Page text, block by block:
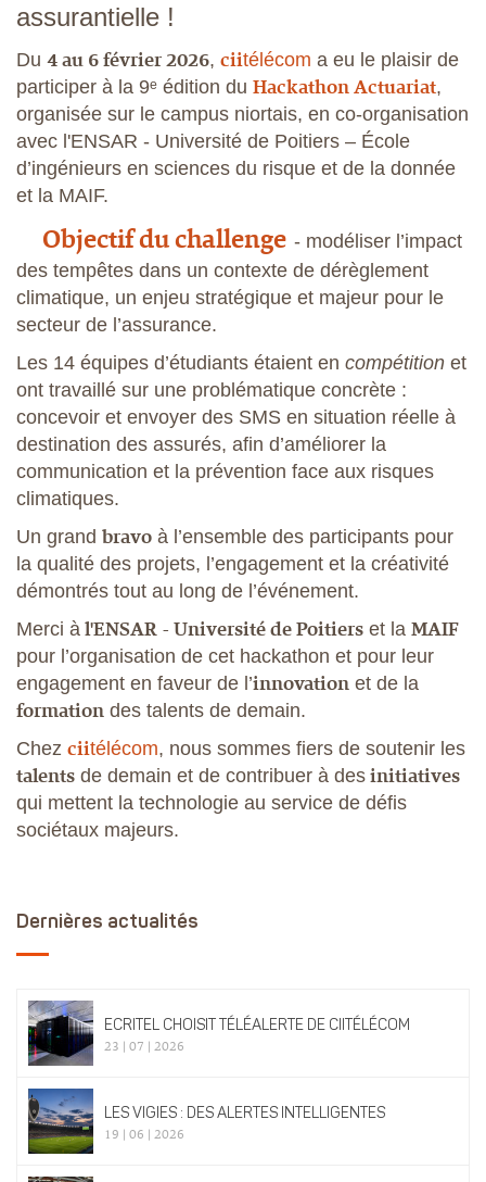
assurantielle !
Du 4 au 6 février 2026, ciitélécom a eu le plaisir de
participer à la 9ᵉ édition du Hackathon Actuariat,
organisée sur le campus niortais, en co-organisation
avec l'ENSAR - Université de Poitiers – École
d’ingénieurs en sciences du risque et de la donnée
et la MAIF.
Objectif du challenge - modéliser l’impact
des tempêtes dans un contexte de dérèglement
climatique, un enjeu stratégique et majeur pour le
secteur de l’assurance.
Les 14 équipes d’étudiants étaient en compétition et
ont travaillé sur une problématique concrète :
concevoir et envoyer des SMS en situation réelle à
destination des assurés, afin d’améliorer la
communication et la prévention face aux risques
climatiques.
Un grand bravo à l’ensemble des participants pour
la qualité des projets, l’engagement et la créativité
démontrés tout au long de l’événement.
Merci à l'ENSAR - Université de Poitiers et la MAIF
pour l’organisation de cet hackathon et pour leur
engagement en faveur de l’innovation et de la
formation des talents de demain.
Chez ciitélécom, nous sommes fiers de soutenir les
talents de demain et de contribuer à des initiatives
qui mettent la technologie au service de défis
sociétaux majeurs.
Dernières actualités
ECRITEL CHOISIT TÉLÉALERTE DE CIITÉLÉCOM
23 | 07 | 2026
LES VIGIES : DES ALERTES INTELLIGENTES
19 | 06 | 2026